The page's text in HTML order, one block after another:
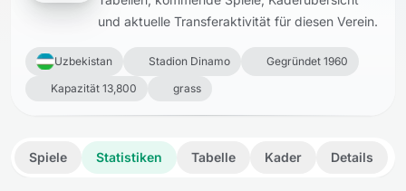
und aktuelle Transferaktivität für diesen Verein.
Uzbekistan Stadion Dinamo
Gegründet 1960
Kapazität 13,800
grass
Spiele Statistiken Tabelle Kader Details